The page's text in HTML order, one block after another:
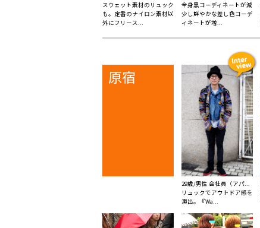
スウェット素材のリュック
も。定番のナイロン素材以
外にフリース...
全身黒コーディネートが減
少し鮮やかな差し色コーデ
ィネートが増...
原宿
29歳/男性 会社員（アパ...
リュックでアウトドア感を
演出。『Wa...